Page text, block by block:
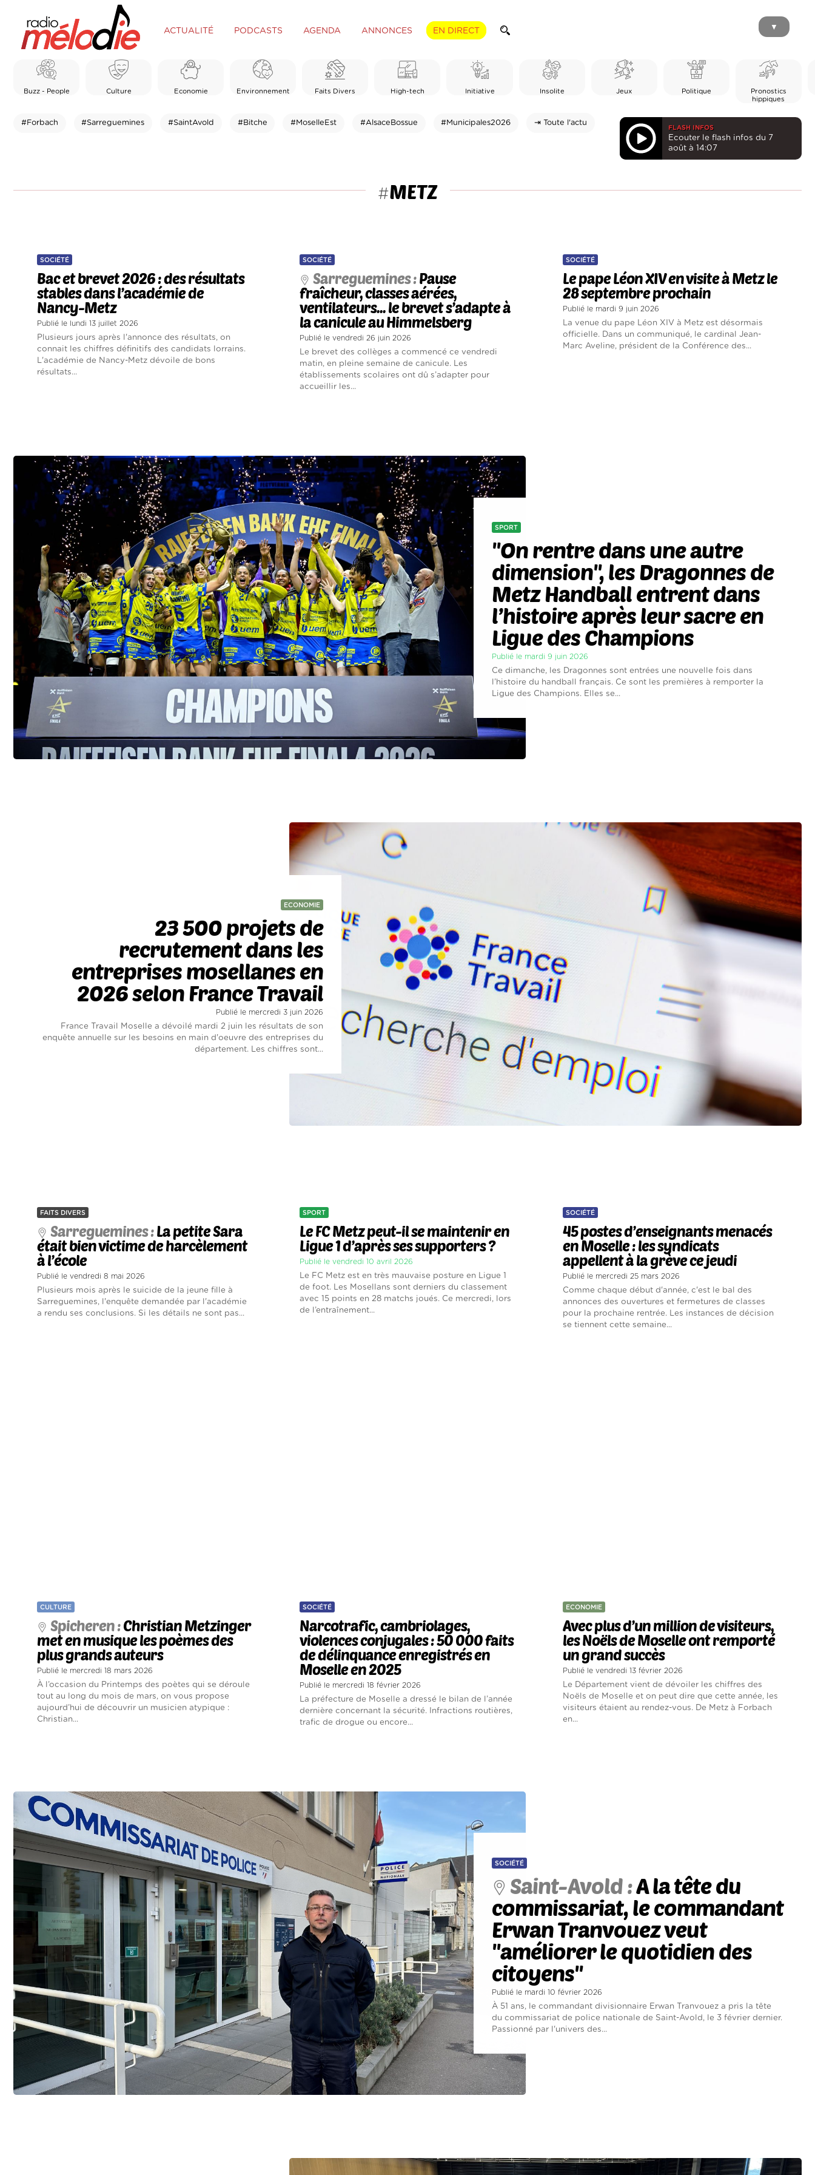
ACTUALITÉ PODCASTS AGENDA ANNONCES EN DIRECT ▼
Buzz - People Culture Economie Environnement Faits Divers High-tech Initiative Insolite Jeux Politique
Pronostics
hippiques
#Forbach #Sarreguemines #SaintAvold #Bitche #MoselleEst #AlsaceBossue #Municipales2026 ⇥ Toute l'actu
FLASH INFOS
Ecouter le flash infos du 7
août à 14:07
#METZ
SOCIÉTÉ
Bac et brevet 2026 : des résultats
stables dans l’académie de
Nancy-Metz
Publié le lundi 13 juillet 2026
Plusieurs jours après l'annonce des résultats, on
connait les chiffres définitifs des candidats lorrains.
L'académie de Nancy-Metz dévoile de bons
résultats...
SOCIÉTÉ
Sarreguemines :Pause
fraîcheur, classes aérées,
ventilateurs... le brevet s’adapte à
la canicule au Himmelsberg
Publié le vendredi 26 juin 2026
Le brevet des collèges a commencé ce vendredi
matin, en pleine semaine de canicule. Les
établissements scolaires ont dû s’adapter pour
accueillir les...
SOCIÉTÉ
Le pape Léon XIV en visite à Metz le
28 septembre prochain
Publié le mardi 9 juin 2026
La venue du pape Léon XIV à Metz est désormais
officielle. Dans un communiqué, le cardinal Jean-
Marc Aveline, président de la Conférence des...
SPORT
"On rentre dans une autre
dimension", les Dragonnes de
Metz Handball entrent dans
l’histoire après leur sacre en
Ligue des Champions
Publié le mardi 9 juin 2026
Ce dimanche, les Dragonnes sont entrées une nouvelle fois dans
l’histoire du handball français. Ce sont les premières à remporter la
Ligue des Champions. Elles se...
ECONOMIE
23 500 projets de
recrutement dans les
entreprises mosellanes en
2026 selon France Travail
Publié le mercredi 3 juin 2026
France Travail Moselle a dévoilé mardi 2 juin les résultats de son
enquête annuelle sur les besoins en main d'oeuvre des entreprises du
département. Les chiffres sont...
FAITS DIVERS
Sarreguemines :La petite Sara
était bien victime de harcèlement
à l’école
Publié le vendredi 8 mai 2026
Plusieurs mois après le suicide de la jeune fille à
Sarreguemines, l'enquête demandée par l'académie
a rendu ses conclusions. Si les détails ne sont pas...
SPORT
Le FC Metz peut-il se maintenir en
Ligue 1 d’après ses supporters ?
Publié le vendredi 10 avril 2026
Le FC Metz est en très mauvaise posture en Ligue 1
de foot. Les Mosellans sont derniers du classement
avec 15 points en 28 matchs joués. Ce mercredi, lors
de l’entraînement...
SOCIÉTÉ
45 postes d’enseignants menacés
en Moselle : les syndicats
appellent à la grève ce jeudi
Publié le mercredi 25 mars 2026
Comme chaque début d'année, c'est le bal des
annonces des ouvertures et fermetures de classes
pour la prochaine rentrée. Les instances de décision
se tiennent cette semaine...
CULTURE
Spicheren :Christian Metzinger
met en musique les poèmes des
plus grands auteurs
Publié le mercredi 18 mars 2026
À l’occasion du Printemps des poètes qui se déroule
tout au long du mois de mars, on vous propose
aujourd’hui de découvrir un musicien atypique :
Christian...
SOCIÉTÉ
Narcotrafic, cambriolages,
violences conjugales : 50 000 faits
de délinquance enregistrés en
Moselle en 2025
Publié le mercredi 18 février 2026
La préfecture de Moselle a dressé le bilan de l’année
dernière concernant la sécurité. Infractions routières,
trafic de drogue ou encore...
ECONOMIE
Avec plus d’un million de visiteurs,
les Noëls de Moselle ont remporté
un grand succès
Publié le vendredi 13 février 2026
Le Département vient de dévoiler les chiffres des
Noëls de Moselle et on peut dire que cette année, les
visiteurs étaient au rendez-vous. De Metz à Forbach
en...
SOCIÉTÉ
Saint-Avold :A la tête du
commissariat, le commandant
Erwan Tranvouez veut
"améliorer le quotidien des
citoyens"
Publié le mardi 10 février 2026
À 51 ans, le commandant divisionnaire Erwan Tranvouez a pris la tête
du commissariat de police nationale de Saint-Avold, le 3 février dernier.
Passionné par l'univers des...